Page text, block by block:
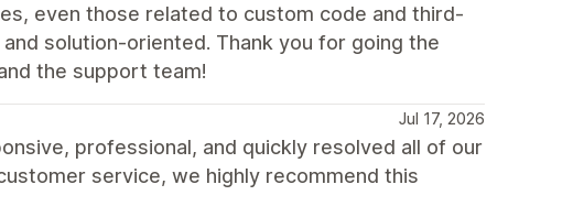
even those related to custom code and third-
solution-oriented. Thank you for going the
the support team!
Jul 17, 2026
professional, and quickly resolved all of our
service, we highly recommend this